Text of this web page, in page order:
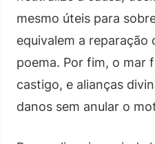
mesmo úteis para
equivalem a reparação
poema. Por fim, o mar
castigo, e alianças
danos sem anular o